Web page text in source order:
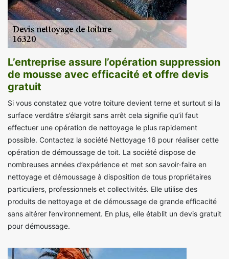
L’entreprise assure l’opération suppression
de mousse avec efficacité et offre devis
gratuit
Si vous constatez que votre toiture devient terne et surtout si la
surface verdâtre s’élargit sans arrêt cela signifie qu’il faut
effectuer une opération de nettoyage le plus rapidement
possible. Contactez la société Nettoyage 16 pour réaliser cette
opération de démoussage de toit. La société dispose de
nombreuses années d’expérience et met son savoir-faire en
nettoyage et démoussage à disposition de tous propriétaires
particuliers, professionnels et collectivités. Elle utilise des
produits de nettoyage et de démoussage de grande efficacité
sans altérer l’environnement. En plus, elle établit un devis gratuit
pour démoussage.